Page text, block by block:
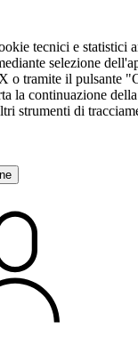
tecnici e statistici
selezione
o tramite il pulsante
la continuazione
strumenti di